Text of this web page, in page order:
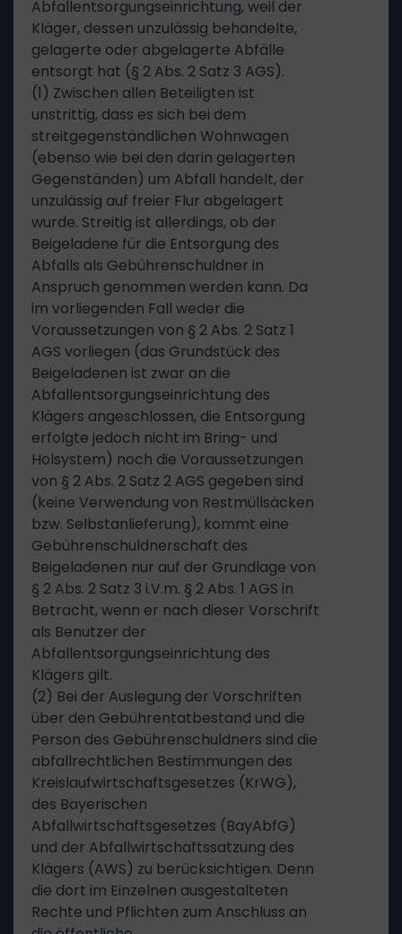
Abfallentsorgungseinrichtung, weil der
Kläger, dessen unzulässig behandelte,
gelagerte oder abgelagerte Abfälle
entsorgt hat (§ 2 Abs. 2 Satz 3 AGS).
(1) Zwischen allen Beteiligten ist
unstrittig, dass es sich bei dem
streitgegenständlichen Wohnwagen
(ebenso wie bei den darin gelagerten
Gegenständen) um Abfall handelt, der
unzulässig auf freier Flur abgelagert
wurde. Streitig ist allerdings, ob der
Beigeladene für die Entsorgung des
Abfalls als Gebührenschuldner in
Anspruch genommen werden kann. Da
im vorliegenden Fall weder die
Voraussetzungen von § 2 Abs. 2 Satz 1
AGS vorliegen (das Grundstück des
Beigeladenen ist zwar an die
Abfallentsorgungseinrichtung des
Klägers angeschlossen, die Entsorgung
erfolgte jedoch nicht im Bring- und
Holsystem) noch die Voraussetzungen
von § 2 Abs. 2 Satz 2 AGS gegeben sind
(keine Verwendung von Restmüllsäcken
bzw. Selbstanlieferung), kommt eine
Gebührenschuldnerschaft des
Beigeladenen nur auf der Grundlage von
§ 2 Abs. 2 Satz 3 i.V.m. § 2 Abs. 1 AGS in
Betracht, wenn er nach dieser Vorschrift
als Benutzer der
Abfallentsorgungseinrichtung des
Klägers gilt.
(2) Bei der Auslegung der Vorschriften
über den Gebührentatbestand und die
Person des Gebührenschuldners sind die
abfallrechtlichen Bestimmungen des
Kreislaufwirtschaftsgesetzes (KrWG),
des Bayerischen
Abfallwirtschaftsgesetzes (BayAbfG)
und der Abfallwirtschaftssatzung des
Klägers (AWS) zu berücksichtigen. Denn
die dort im Einzelnen ausgestalteten
Rechte und Pflichten zum Anschluss an